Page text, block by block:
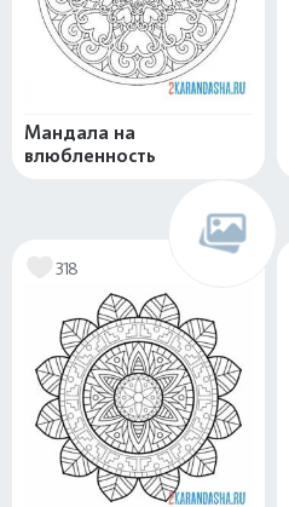
Мандала на
влюбленность
318